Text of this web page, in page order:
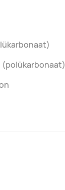
(polükarbonaat)